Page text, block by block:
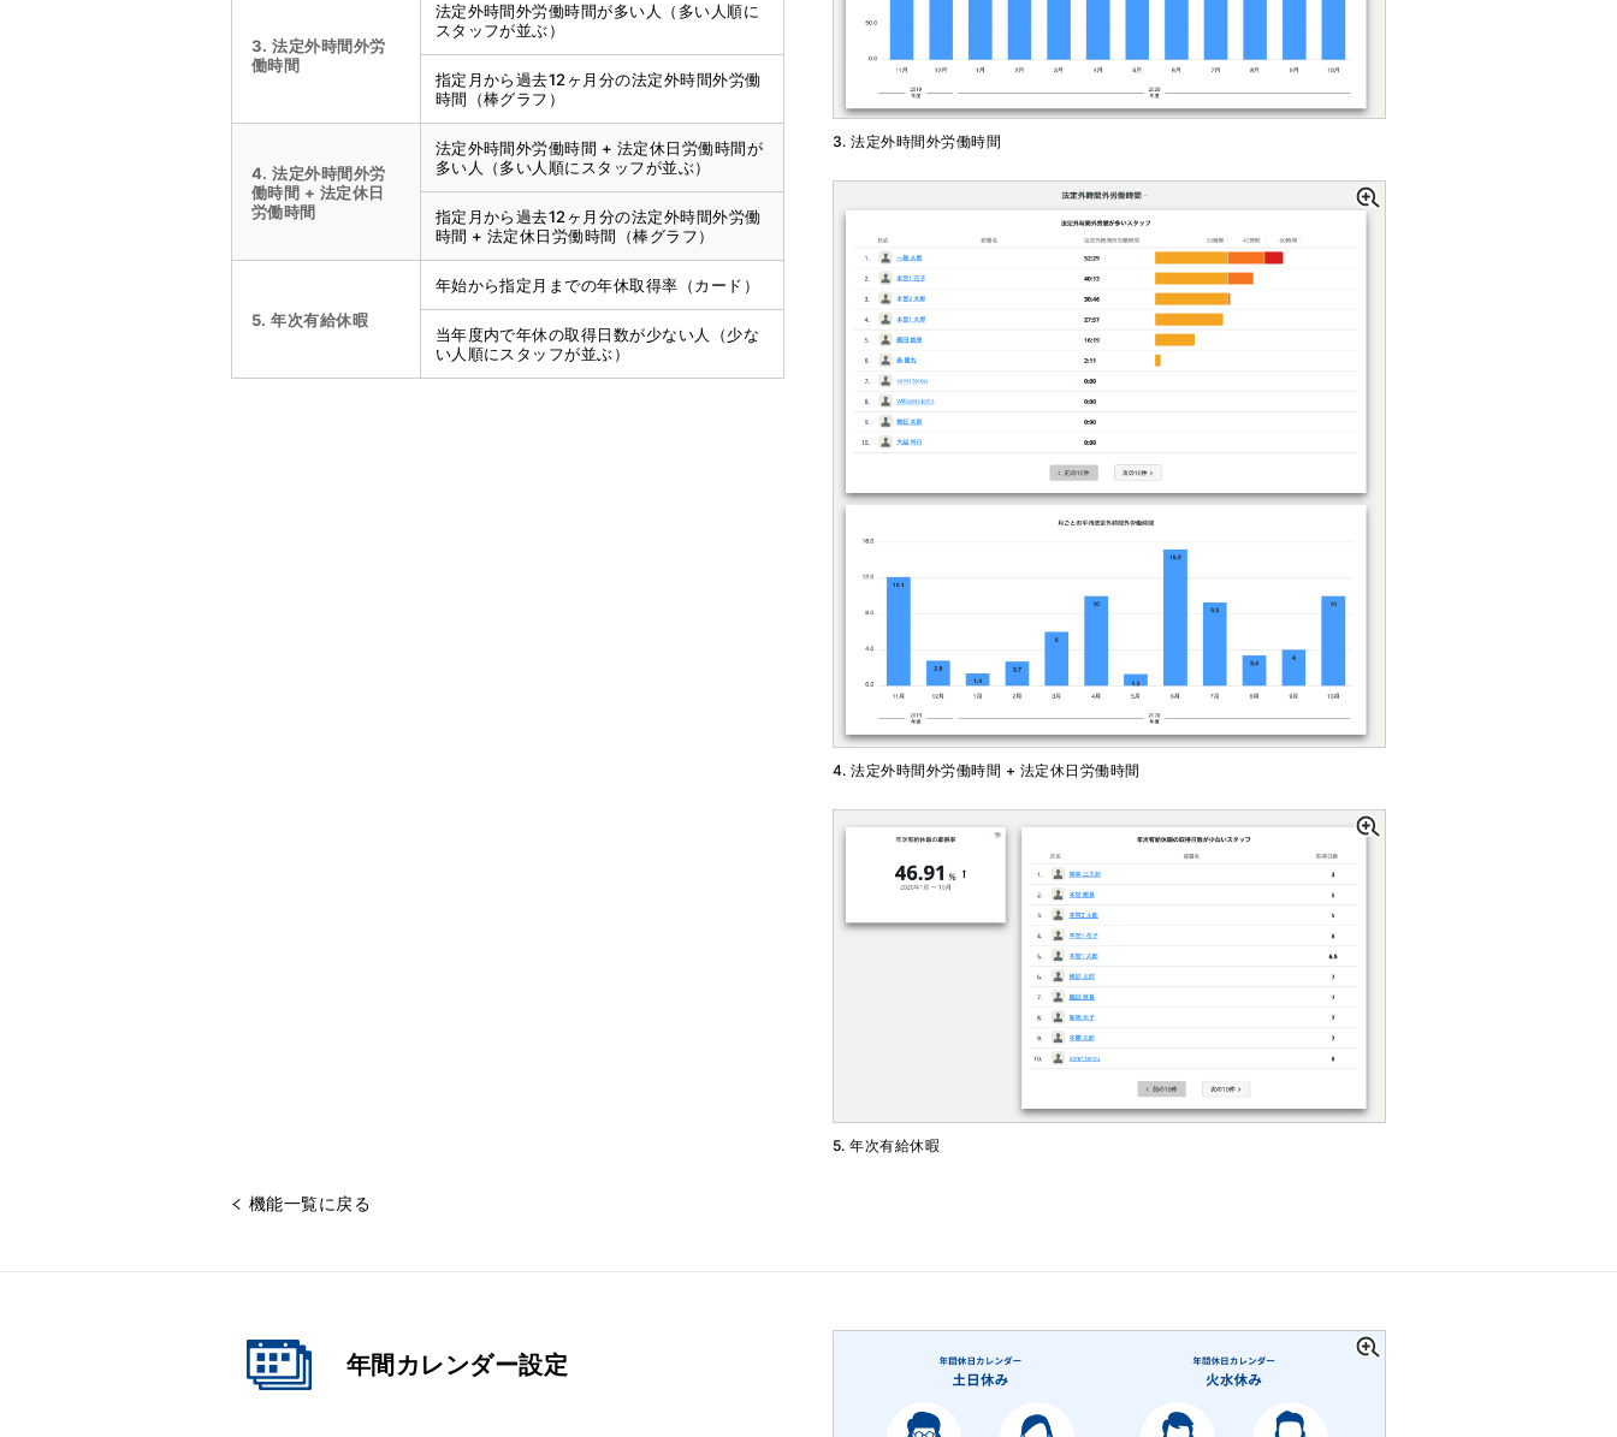
3. 法定外時間外労
働時間
法定外時間外労働時間が多い人（多い人順に
スタッフが並ぶ）
指定月から過去12ヶ月分の法定外時間外労働
時間（棒グラフ）
4. 法定外時間外労
働時間 + 法定休日
労働時間
法定外時間外労働時間 + 法定休日労働時間が
多い人（多い人順にスタッフが並ぶ）
指定月から過去12ヶ月分の法定外時間外労働
時間 + 法定休日労働時間（棒グラフ）
5. 年次有給休暇
年始から指定月までの年休取得率（カード）
当年度内で年休の取得日数が少ない人（少な
い人順にスタッフが並ぶ）
3. 法定外時間外労働時間
4. 法定外時間外労働時間 + 法定休日労働時間
5. 年次有給休暇
機能一覧に戻る
年間カレンダー設定